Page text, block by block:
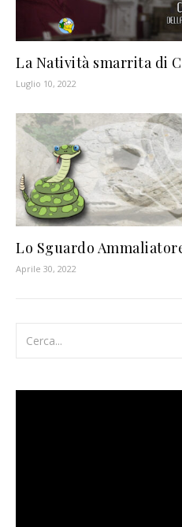
La Natività smarrita di
Luglio 10, 2022
Lo Sguardo
Aprile 30, 2022